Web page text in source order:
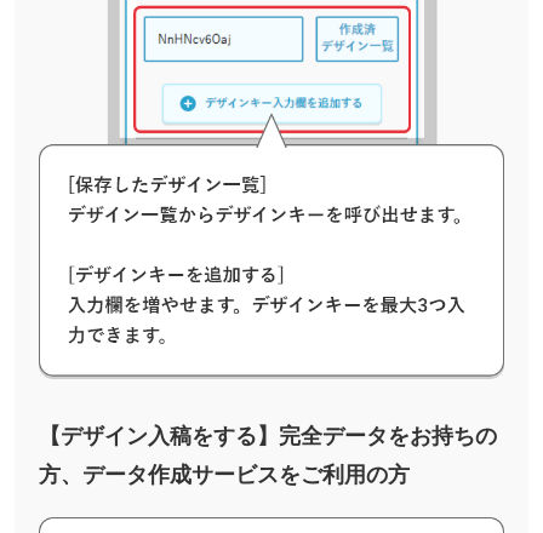
【デザイン入稿をする】完全データをお持ちの
方、データ作成サービスをご利用の方